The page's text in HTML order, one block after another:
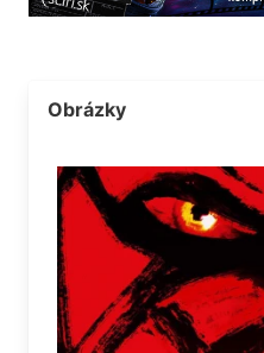
Obrázky